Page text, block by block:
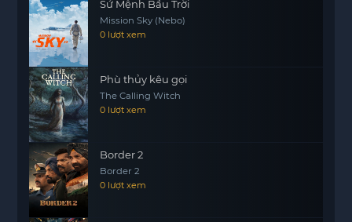
Sinh Tử II.
Sứ Mệnh Bầu Trời
Mission Sky (Nebo)
0 lượt xem
Phù thủy kêu gọi
The Calling Witch
0 lượt xem
Border 2
Border 2
0 lượt xem